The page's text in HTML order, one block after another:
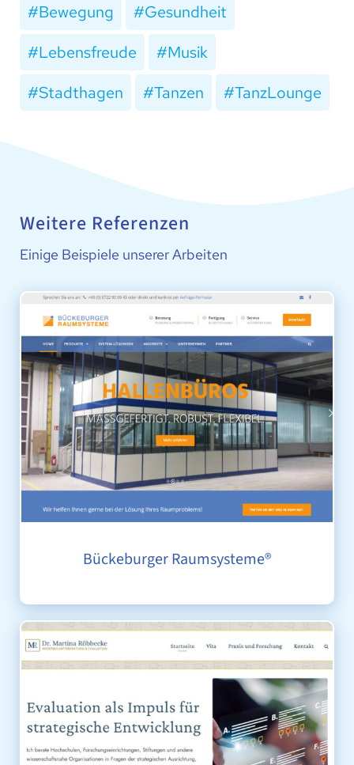
Bewegung
Gesundheit
Lebensfreude
Musik
Stadthagen
Tanzen TanzLounge
Weitere Referenzen
Einige Beispiele unserer Arbeiten
BÜCKEBURGER RAUMSYSTEME®
Bückeburger Raumsysteme®
DR. MARTINA RÖBBECKE – WISSENSCHAFTBERATUNG
& EVALUATION